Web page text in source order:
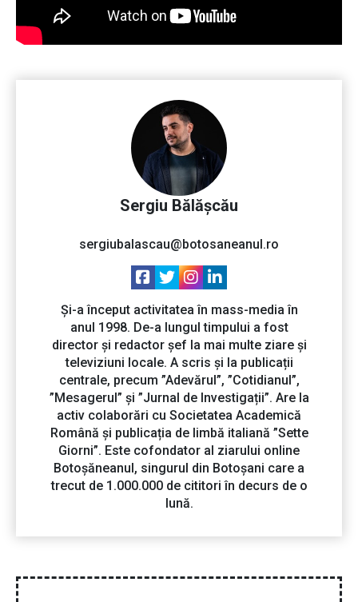
Sergiu Bălășcău
sergiubalascau@botosaneanul.ro
Și-a început activitatea în mass-media în
anul 1998. De-a lungul timpului a fost
director și redactor șef la mai multe ziare și
televiziuni locale. A scris și la publicații
centrale, precum ”Adevărul”, ”Cotidianul”,
”Mesagerul” și ”Jurnal de Investigații”. Are la
activ colaborări cu Societatea Academică
Română și publicația de limbă italiană ”Sette
Giorni”. Este cofondator al ziarului online
Botoșăneanul, singurul din Botoșani care a
trecut de 1.000.000 de cititori în decurs de o
lună.